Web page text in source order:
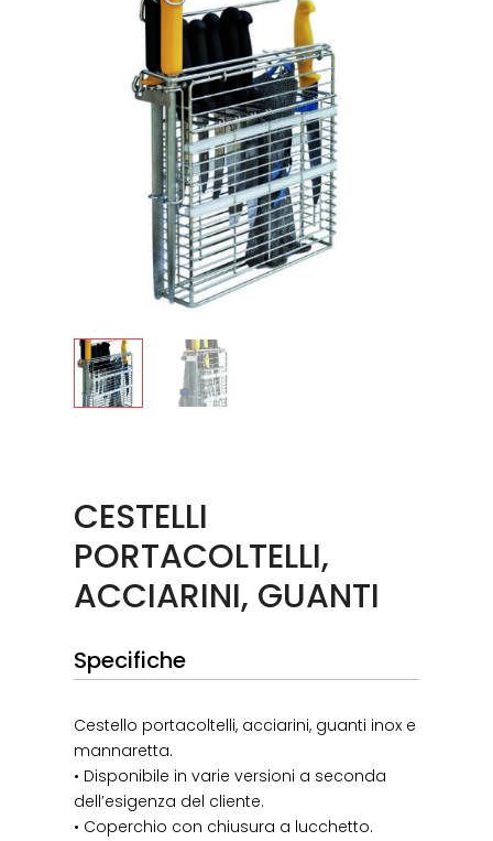
CESTELLI
PORTACOLTELLI,
ACCIARINI, GUANTI
Specifiche
Cestello portacoltelli, acciarini, guanti inox e
mannaretta.
• Disponibile in varie versioni a seconda
dell’esigenza del cliente.
• Coperchio con chiusura a lucchetto.